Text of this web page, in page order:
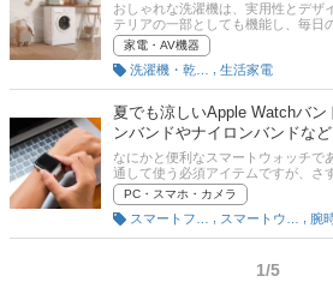
おしゃれな洗濯機は、実用性とデザ
テリアの一部としても機能し、毎日
家の中でもひときわ目を引く、スタ
では、おしゃれな洗濯機の魅力とお
ーカーのパナソニックやシャープ、
記事後半には、比較一覧表や通販サ
ので、売れ筋や口コミとあわせてチ
家電・AV機器
生活家電
夏でも涼しいApple Watchバ
ンバンドやナイロンバンドなど
なにかと便利なスマートウォッチで
通して使う必須アイテムですが、さ
のがおっくうになります。せっかく
こは夏でも快適なバンドを選んでみ
涼しいApple Watch バンドの魅力と
コンバンドやナイロンバンドなどを
ミをチェックしてみてください。
PC・スマホ・カメラ
腕
1/5